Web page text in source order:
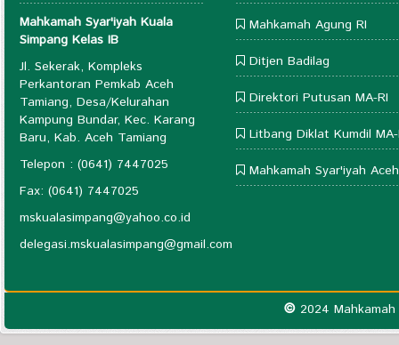
Mahkamah Syar'iyah Kuala
Simpang Kelas IB
Jl. Sekerak, Kompleks
Perkantoran Pemkab Aceh
Tamiang, Desa/Kelurahan
Kampung Bundar, Kec. Karang
Baru, Kab. Aceh Tamiang
Telepon : (0641) 7447025
Fax: (0641) 7447025
mskualasimpang@yahoo.co.id
delegasi.mskualasimpang@gmail.com
Mahkamah Agung RI
Ditjen Badilag
Direktori Putusan MA-RI
Litbang Diklat Kumdil MA-
Mahkamah Syar'iyah Aceh
© 2024